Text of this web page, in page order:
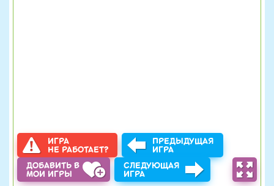
ИГРА
НЕ РАБОТАЕТ?
ПРЕДЫДУЩАЯ
ИГРА
ДОБАВИТЬ В
МОИ ИГРЫ
СЛЕДУЮЩАЯ
ИГРА